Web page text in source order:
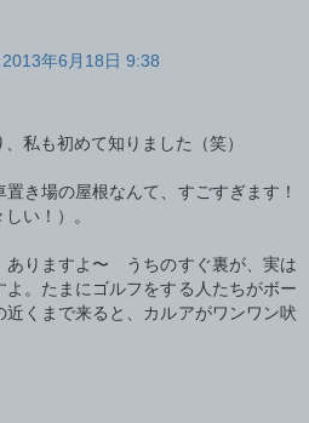
2013年6月18日 9:38
私も初めて知りました（笑）
き場の屋根なんて、すごすぎます！
い！）。
ありますよ〜 うちのすぐ裏が、実は
よ。たまにゴルフをする人たちがボー
近くまで来ると、カルアがワンワン吠